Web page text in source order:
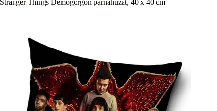
Stranger Things Demogorgon párnahuzat, 40 x 40 cm